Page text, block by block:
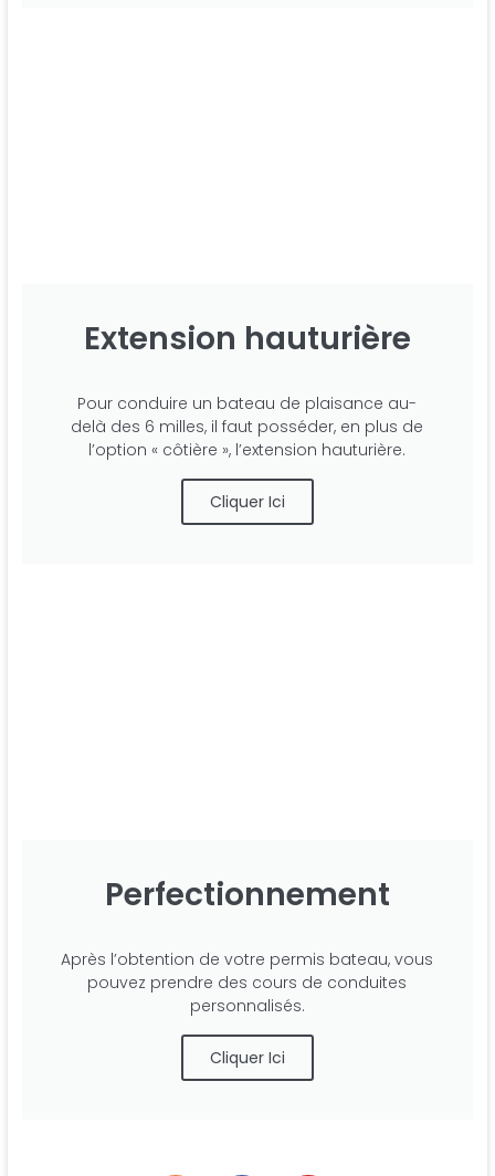
Extension hauturière
Pour conduire un bateau de plaisance au-
delà des 6 milles, il faut posséder, en plus de
l’option « côtière », l’extension hauturière.
Cliquer Ici
Perfectionnement
Après l’obtention de votre permis bateau, vous
pouvez prendre des cours de conduites
personnalisés.
Cliquer Ici